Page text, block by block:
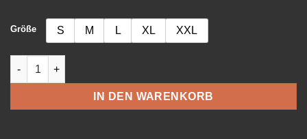
Größe S M L XL XXL
Throwback Tee Menge
IN DEN WARENKORB